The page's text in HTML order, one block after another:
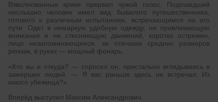
Взволнованные крики прервал чужой голос. Подошедший
неслышно человек имел вид бывалого путешественника,
готового к различным испытаниям, встречающимся на его
пути. Одет в немаркую удобную одежду, не привлекающую
внимания и не стесняющую движений, коротко острижен,
лицо незапоминающееся. за плечами средних размеров
рюкзак, в руках — мощный фонарь.
«Кто вы и откуда? — спросил он, пристально вглядываясь в
замерших людей. — Я вас раньше здесь не встречал. Из
какого убежища?»
Вперёд выступил Максим Александрович.